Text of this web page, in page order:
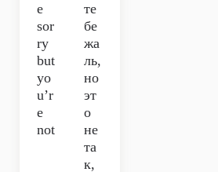
e
sor
ry
but
yo
u’r
e
not
те
бе
жа
ль,
но
эт
о
не
та
к,